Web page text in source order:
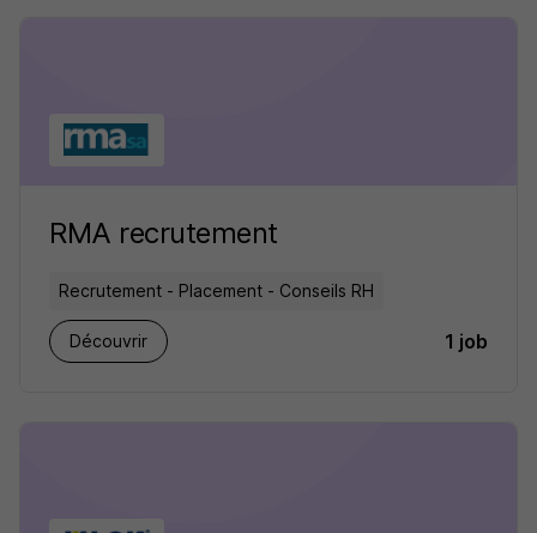
RMA recrutement
Recrutement - Placement - Conseils RH
Découvrir 1 job